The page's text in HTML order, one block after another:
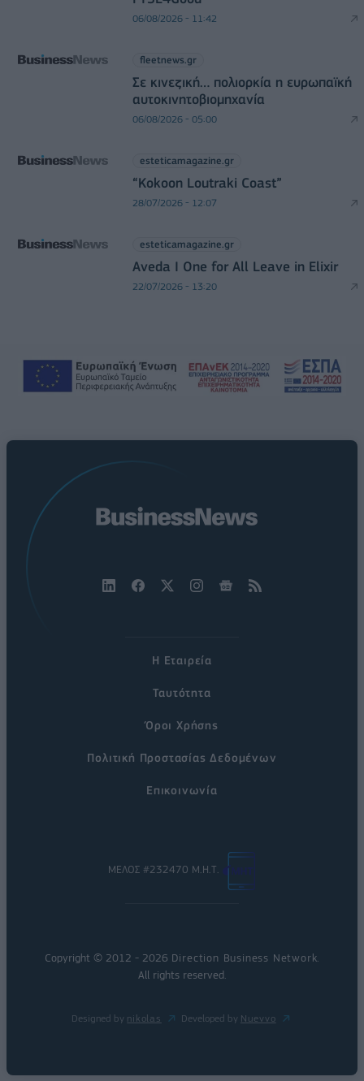
06/08/2026 - 11:42
fleetnews.gr
Σε κινεζική… πολιορκία η ευρωπαϊκή
αυτοκινητοβιομηχανία
06/08/2026 - 05:00
esteticamagazine.gr
“Kokoon Loutraki Coast”
28/07/2026 - 12:07
esteticamagazine.gr
Aveda I One for All Leave in Elixir
22/07/2026 - 13:20
Η Εταιρεία
Ταυτότητα
Όροι Χρήσης
Πολιτική Προστασίας Δεδομένων
Επικοινωνία
ΜΕΛΟΣ #232470 Μ.Η.Τ.
Copyright © 2012 - 2026 Direction Business Network
All rights reserved.
Designed by nikolas Developed by Nuevvo